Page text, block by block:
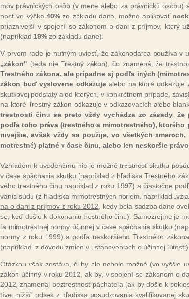
mov práv­nic­kých osôb (v me­ne ale­bo za práv­nic­kú
nosť vo vý­ške 40% zo zá­kla­du da­ne, mož­no ap­li­ko­vať
priaz­ni­vej­ší v spo­je­ní so zá­ko­nom o da­ni z príj­mov, kto­rý
(nap­rík­lad 19% zo zá­kla­du da­ne).
V pr­vom ra­de je nut­ným uviesť, že zá­ko­no­dar­ca pou­ží­va v
„zá­kon" (te­da nie Trest­ný zá­kon), čo zna­me­ná, že
Tres­tné­ho zá­ko­na, ale prí­pad­ne aj pod­ľa iných
zá­kon buď vy­slo­ve­ne od­ka­zu­jeale­bo na kto­ré od­ka­zu­je
skut­ko­vej pod­sta­ty a od kto­rých, v kon­krét­nom prí­pa­de,
na kto­ré Trest­ný zá­kon od­ka­zu­je v od­ka­zo­va­cích ale­bo
tres­tnos­ti či­nu sa pre­to vždy vy­chá­dza zo zá­sa­dy,
pod­ľa to­ho prá­va (tres­tné­ho a mi­mot­res­tné­ho),
ni­vej­šie, av­šak vždy sa pou­ži­je, vo všet­kých
mot­res­tné) plat­né v ča­se či­nu, ale­bo len nes­kor­šie prá­vo
Vzhľa­dom k uve­de­né­mu nie je mož­né tres­tnosť skut­ku
v ča­se spá­chania skut­ku (nap­rík­lad z hľa­dis­ka Tres­tné­ho
vé­ho tres­tné­ho či­nu nap­rík­lad z ro­ku 1997) a čias­toč­ne
va­nia sú­du (z hľa­dis­ka mi­mot­res­tných no­riem, nap­rík­lad „
na o da­ni z príj­mov z ro­ku 2012 , ke­dy bo­la sadz­ba da­ne
se, keď doš­lo k do­ko­na­niu tres­tné­ho či­nu). Sa­moz­rej­me je
ľa mi­mot­res­tnej nor­my účin­nej v ča­se spá­chania skut­ku
nor­my z ro­ku 1999) a pod­ľa nes­kor­šie­ho Tres­tné­ho
(nap­rík­lad z dô­vo­du zmien v us­ta­no­ve­niach o účin­nej ľú­tos­ti).
Otáz­kou však zos­tá­va, či by ale ne­bo­lo mož­né (vo vy­ššie
zá­kon účin­ný v ro­ku 2012, ak by, v spo­je­ní so zá­ko­nom o
2012, zna­me­nal bez­tres­tnosť pá­cha­te­ľa (ak by doš­lo k
tí­ve „niž­ší“ od­sek z hľa­dis­ka po­su­dzo­va­nia kva­li­fi­ko­va­nej